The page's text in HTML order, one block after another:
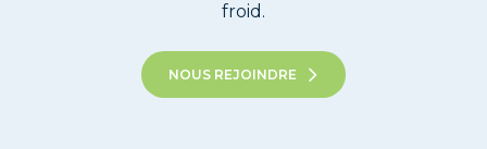
froid.
NOUS REJOINDRE